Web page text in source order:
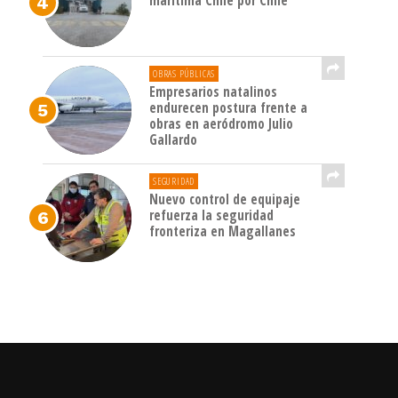
OBRAS PÚBLICAS
Empresarios natalinos
endurecen postura frente a
obras en aeródromo Julio
Gallardo
SEGURIDAD
Nuevo control de equipaje
refuerza la seguridad
fronteriza en Magallanes